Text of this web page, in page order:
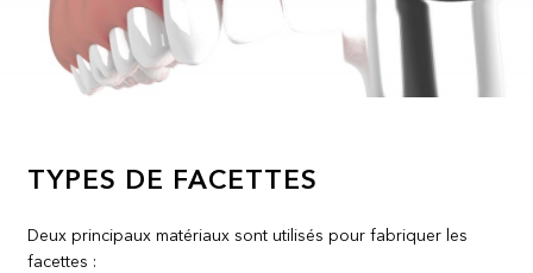
TYPES DE FACETTES
Deux principaux matériaux sont utilisés pour fabriquer les
facettes :